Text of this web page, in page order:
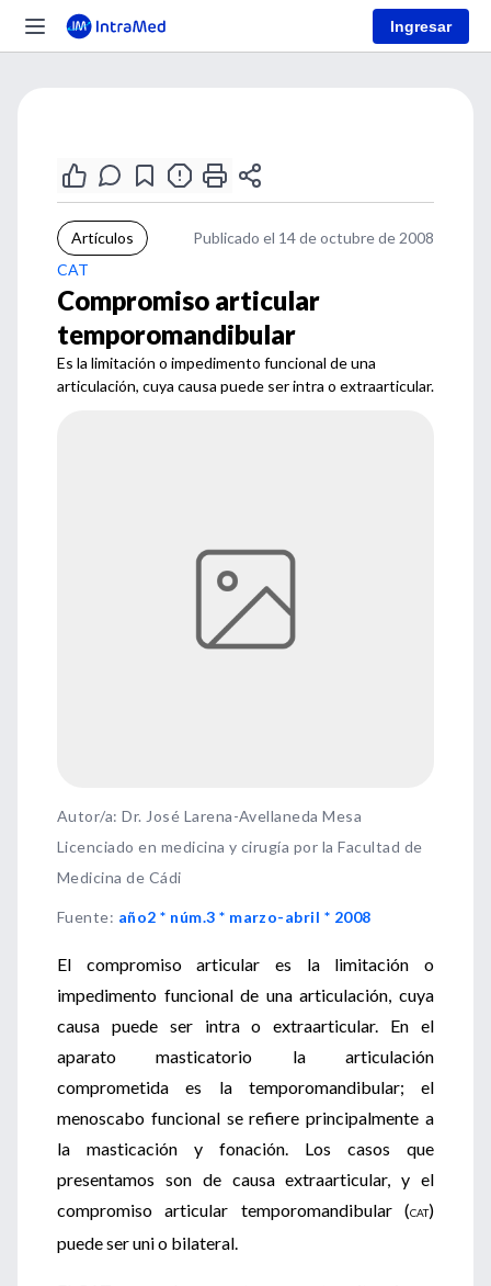
Ingresar
Artículos
Publicado el 14 de octubre de 2008
CAT
Compromiso articular
temporomandibular
Es la limitación o impedimento funcional de una
articulación, cuya causa puede ser intra o extraarticular.
Autor/a: Dr. José Larena-Avellaneda Mesa
Licenciado en medicina y cirugía por la Facultad de
Medicina de Cádi
Fuente: año2 * núm.3 * marzo-abril * 2008
El compromiso articular es la limitación o
impedimento funcional de una articulación, cuya
causa puede ser intra o extraarticular. En el
aparato masticatorio la articulación
comprometida es la temporomandibular; el
menoscabo funcional se refiere principalmente a
la masticación y fonación. Los casos que
presentamos son de causa extraarticular, y el
compromiso articular temporomandibular (CAT)
puede ser uni o bilateral.